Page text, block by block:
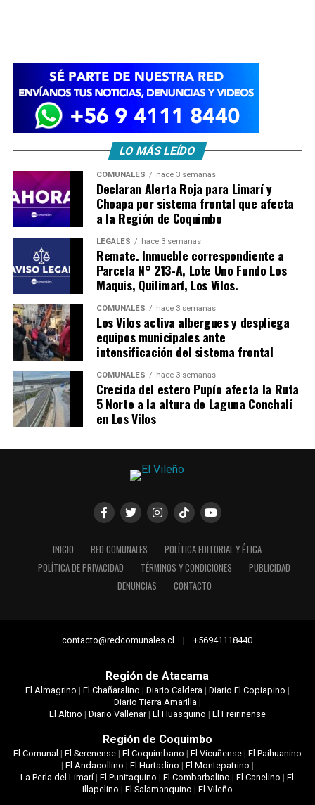
LO MÁS LEÍDO
COMUNALES hace 3 semanas
Declaran Alerta Roja para Limarí y
Choapa por sistema frontal que afecta
a la Región de Coquimbo
LEGALES hace 3 semanas
Remate. Inmueble correspondiente a
Parcela N° 213-A, Lote Uno Fundo Los
Maquis, Quilimarí, Los Vilos.
COMUNALES hace 3 semanas
Los Vilos activa albergues y despliega
equipos municipales ante
intensificación del sistema frontal
COMUNALES hace 3 semanas
Crecida del estero Pupío afecta la Ruta
5 Norte a la altura de Laguna Conchalí
en Los Vilos
INICIO RED COMUNALES
POLÍTICA EDITORIAL Y ÉTICA
POLÍTICA DE PRIVACIDAD
TÉRMINOS Y CONDICIONES
PUBLICIDAD
DENUNCIAS
CONTACTO
contacto@redcomunales.cl | +56941118440
Región de Atacama
El Almagrino | El Chañaralino | Diario Caldera | Diario El Copiapino |
Diario Tierra Amarilla |
El Altino | Diario Vallenar| El Huasquino | El Freirinense
Región de Coquimbo
El Comunal | El Serenense| El Coquimbano | El Vicuñense| El Paihuanino
| El Andacollino | El Hurtadino | El Montepatrino |
La Perla del Limarí|El Punitaquino |El Combarbalino |El Canelino |El
Illapelino | El Salamanquino | El Vileño